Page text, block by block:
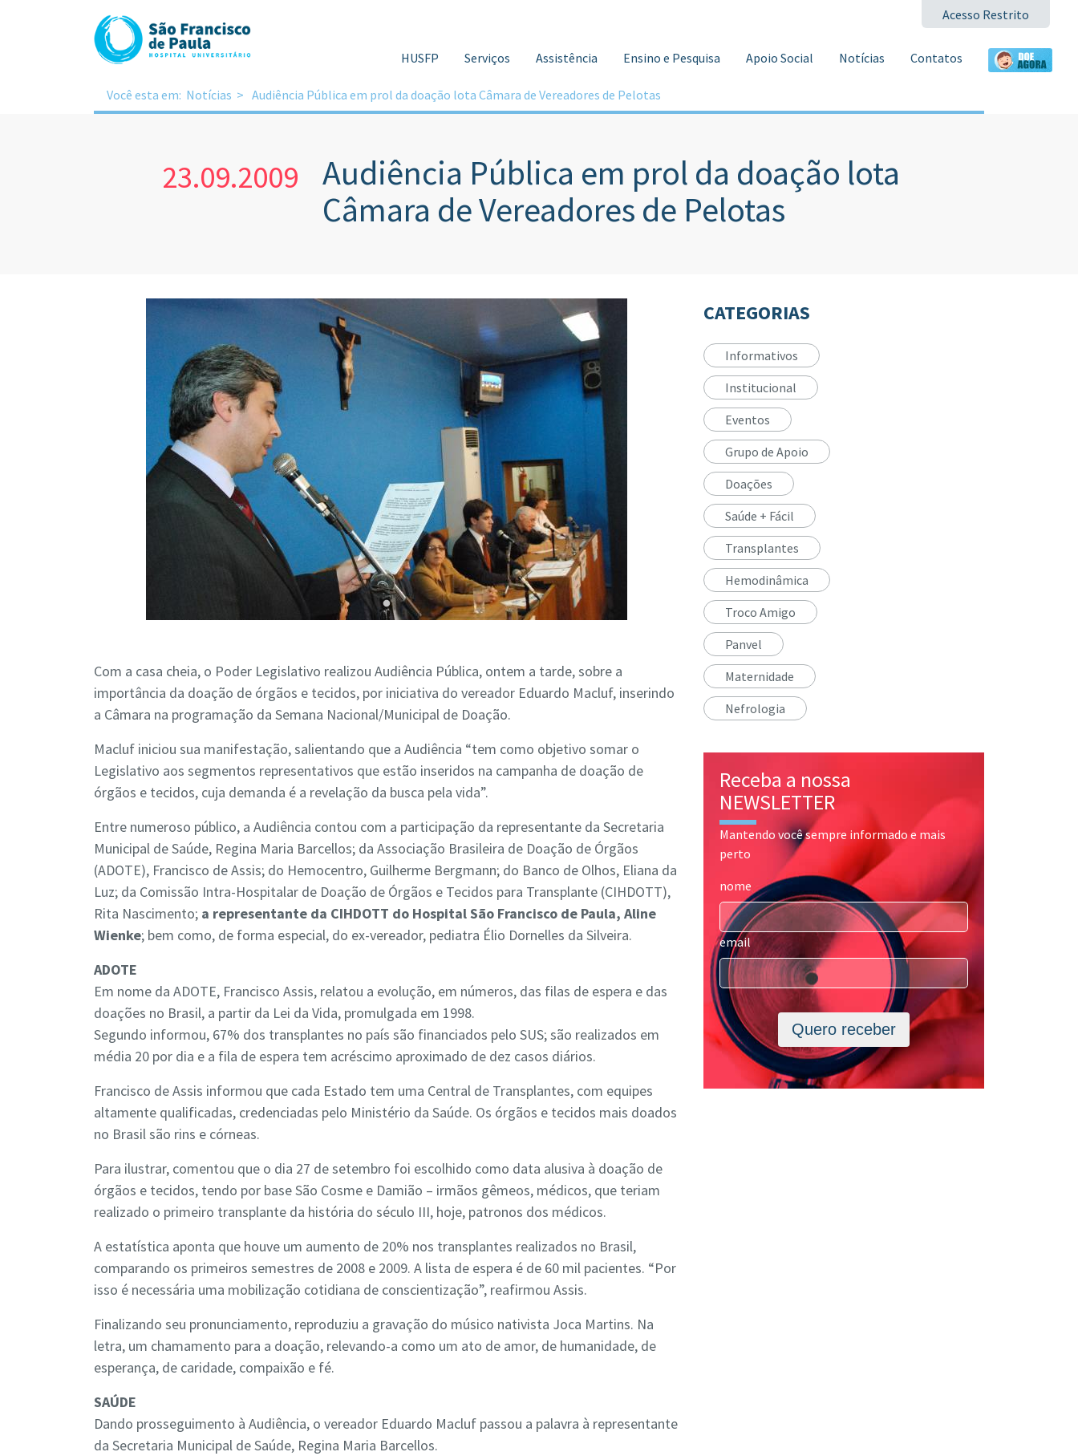
HUSFP Serviços Assistência Ensino e Pesquisa Apoio Social Notícias Contatos
Acesso Restrito
Você esta em: Notícias Audiência Pública em prol da doação lota Câmara de Vereadores de Pelotas
23.09.2009
Audiência Pública em prol da doação lota
Câmara de Vereadores de Pelotas
Com a casa cheia, o Poder Legislativo realizou Audiência Pública, ontem a tarde, sobre a
importância da doação de órgãos e tecidos, por iniciativa do vereador Eduardo Macluf, inserindo
a Câmara na programação da Semana Nacional/Municipal de Doação.
Macluf iniciou sua manifestação, salientando que a Audiência “tem como objetivo somar o
Legislativo aos segmentos representativos que estão inseridos na campanha de doação de
órgãos e tecidos, cuja demanda é a revelação da busca pela vida”.
Entre numeroso público, a Audiência contou com a participação da representante da Secretaria
Municipal de Saúde, Regina Maria Barcellos; da Associação Brasileira de Doação de Órgãos
(ADOTE), Francisco de Assis; do Hemocentro, Guilherme Bergmann; do Banco de Olhos, Eliana da
Luz; da Comissão Intra-Hospitalar de Doação de Órgãos e Tecidos para Transplante (CIHDOTT),
Rita Nascimento; a representante da CIHDOTT do Hospital São Francisco de Paula, Aline
Wienke; bem como, de forma especial, do ex-vereador, pediatra Élio Dornelles da Silveira.
ADOTE
Em nome da ADOTE, Francisco Assis, relatou a evolução, em números, das filas de espera e das
doações no Brasil, a partir da Lei da Vida, promulgada em 1998.
Segundo informou, 67% dos transplantes no país são financiados pelo SUS; são realizados em
média 20 por dia e a fila de espera tem acréscimo aproximado de dez casos diários.
Francisco de Assis informou que cada Estado tem uma Central de Transplantes, com equipes
altamente qualificadas, credenciadas pelo Ministério da Saúde. Os órgãos e tecidos mais doados
no Brasil são rins e córneas.
Para ilustrar, comentou que o dia 27 de setembro foi escolhido como data alusiva à doação de
órgãos e tecidos, tendo por base São Cosme e Damião – irmãos gêmeos, médicos, que teriam
realizado o primeiro transplante da história do século III, hoje, patronos dos médicos.
A estatística aponta que houve um aumento de 20% nos transplantes realizados no Brasil,
comparando os primeiros semestres de 2008 e 2009. A lista de espera é de 60 mil pacientes. “Por
isso é necessária uma mobilização cotidiana de conscientização”, reafirmou Assis.
Finalizando seu pronunciamento, reproduziu a gravação do músico nativista Joca Martins. Na
letra, um chamamento para a doação, relevando-a como um ato de amor, de humanidade, de
esperança, de caridade, compaixão e fé.
SAÚDE
Dando prosseguimento à Audiência, o vereador Eduardo Macluf passou a palavra à representante
da Secretaria Municipal de Saúde, Regina Maria Barcellos.
CATEGORIAS
Informativos
Institucional
Eventos
Grupo de Apoio
Doações
Saúde + Fácil
Transplantes
Hemodinâmica
Troco Amigo
Panvel
Maternidade
Nefrologia
Receba a nossa
NEWSLETTER
Mantendo você sempre informado e mais
perto
nome
email
Quero receber